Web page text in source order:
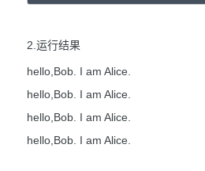
2.运行结果
hello,Bob. I am Alice.
hello,Bob. I am Alice.
hello,Bob. I am Alice.
hello,Bob. I am Alice.